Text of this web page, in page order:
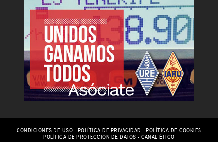
CONDICIONES DE USO - POLÍTICA DE PRIVACIDAD - POLÍTICA DE COOKIES
POLÍTICA DE PROTECCIÓN DE DATOS -CANAL ÉTICO